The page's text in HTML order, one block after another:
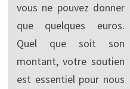
vous ne pouvez donner
que quelques euros.
Quel que soit son
montant, votre soutien
est essentiel pour nous